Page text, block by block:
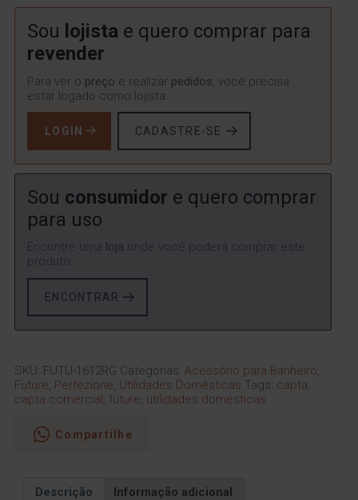
Sou lojista e quero comprar para
revender
Para ver o preço e realizar pedidos, você precisa
estar logado como lojista.
LOGIN CADASTRE-SE
Sou consumidor e quero comprar
para uso
Encontre uma loja onde você poderá comprar este
produto.
ENCONTRAR
SKU: FUTU-1612RG Categorias:Acessório para Banheiro,
Future, Perfezione, Utilidades Domésticas Tags: capta,
capta comercial, future, utilidades domesticas
Compartilhe
Descrição Informação adicional